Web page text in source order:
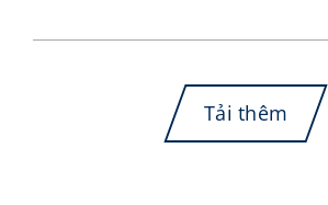
Tải thêm